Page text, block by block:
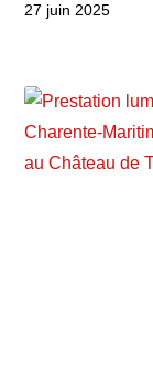
27 juin 2025